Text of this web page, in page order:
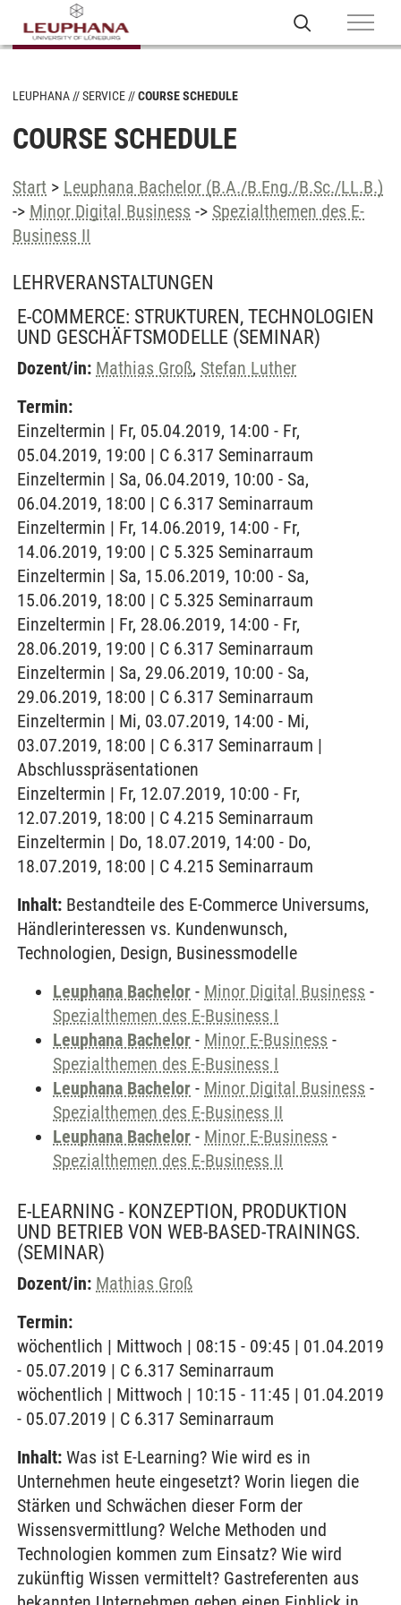
LEUPHANA SERVICE COURSE SCHEDULE
COURSE SCHEDULE
Start > Leuphana Bachelor (B.A./B.Eng./B.Sc./LL.B.)
-> Minor Digital Business -> Spezialthemen des E-
Business II
LEHRVERANSTALTUNGEN
E-COMMERCE: STRUKTUREN, TECHNOLOGIEN
UND GESCHÄFTSMODELLE (SEMINAR)
Dozent/in: Mathias Groß, Stefan Luther
Termin:
Einzeltermin | Fr, 05.04.2019, 14:00 - Fr,
05.04.2019, 19:00 | C 6.317 Seminarraum
Einzeltermin | Sa, 06.04.2019, 10:00 - Sa,
06.04.2019, 18:00 | C 6.317 Seminarraum
Einzeltermin | Fr, 14.06.2019, 14:00 - Fr,
14.06.2019, 19:00 | C 5.325 Seminarraum
Einzeltermin | Sa, 15.06.2019, 10:00 - Sa,
15.06.2019, 18:00 | C 5.325 Seminarraum
Einzeltermin | Fr, 28.06.2019, 14:00 - Fr,
28.06.2019, 19:00 | C 6.317 Seminarraum
Einzeltermin | Sa, 29.06.2019, 10:00 - Sa,
29.06.2019, 18:00 | C 6.317 Seminarraum
Einzeltermin | Mi, 03.07.2019, 14:00 - Mi,
03.07.2019, 18:00 | C 6.317 Seminarraum |
Abschlusspräsentationen
Einzeltermin | Fr, 12.07.2019, 10:00 - Fr,
12.07.2019, 18:00 | C 4.215 Seminarraum
Einzeltermin | Do, 18.07.2019, 14:00 - Do,
18.07.2019, 18:00 | C 4.215 Seminarraum
Inhalt: Bestandteile des E-Commerce Universums,
Händlerinteressen vs. Kundenwunsch,
Technologien, Design, Businessmodelle
Leuphana Bachelor - Minor Digital Business -
Spezialthemen des E-Business I
Leuphana Bachelor - Minor E-Business -
Spezialthemen des E-Business I
Leuphana Bachelor - Minor Digital Business -
Spezialthemen des E-Business II
Leuphana Bachelor - Minor E-Business -
Spezialthemen des E-Business II
E-LEARNING - KONZEPTION, PRODUKTION
UND BETRIEB VON WEB-BASED-TRAININGS.
(SEMINAR)
Dozent/in: Mathias Groß
Termin:
wöchentlich | Mittwoch | 08:15 - 09:45 | 01.04.2019
- 05.07.2019 | C 6.317 Seminarraum
wöchentlich | Mittwoch | 10:15 - 11:45 | 01.04.2019
- 05.07.2019 | C 6.317 Seminarraum
Inhalt: Was ist E-Learning? Wie wird es in
Unternehmen heute eingesetzt? Worin liegen die
Stärken und Schwächen dieser Form der
Wissensvermittlung? Welche Methoden und
Technologien kommen zum Einsatz? Wie wird
zukünftig Wissen vermittelt? Gastreferenten aus